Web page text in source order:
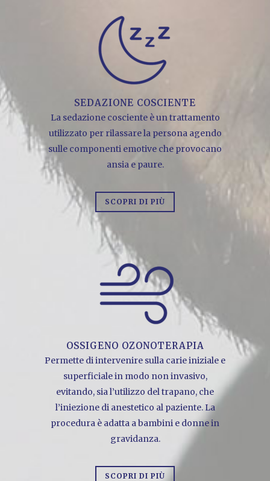
SEDAZIONE COSCIENTE
La sedazione cosciente è un trattamento
utilizzato per rilassare la persona agendo
sulle componenti emotive che provocano
ansia e paure.
SCOPRI DI PIÙ
OSSIGENO OZONOTERAPIA
Permette di intervenire sulla carie iniziale e
superficiale in modo non invasivo,
evitando, sia l’utilizzo del trapano, che
l’iniezione di anestetico al paziente. La
procedura è adatta a bambini e donne in
gravidanza.
SCOPRI DI PIÙ